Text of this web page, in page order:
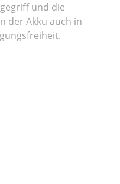
und die
der Akku auch in